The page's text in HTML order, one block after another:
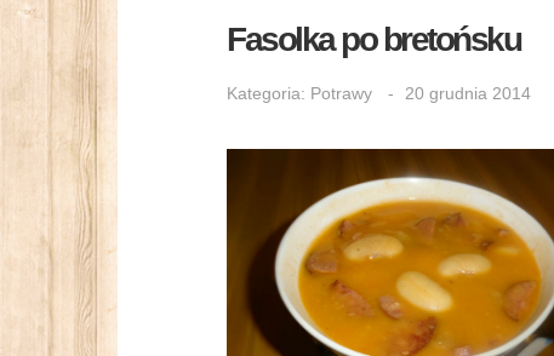
Fasolka po bretońsku
Kategoria: Potrawy 20 grudnia 2014